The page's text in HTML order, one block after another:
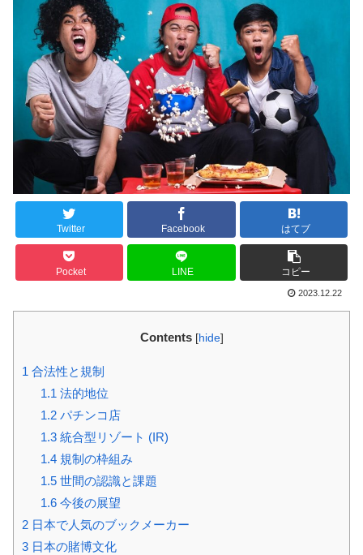
Twitter Facebook はてブ
Pocket LINE コピー
2023.12.22
Contents [hide]
1 合法性と規制
1.1法的地位
1.2パチンコ店
1.3統合型リゾート (IR)
1.4規制の枠組み
1.5世間の認識と課題
1.6今後の展望
2 日本で人気のブックメーカー
3 日本の賭博文化